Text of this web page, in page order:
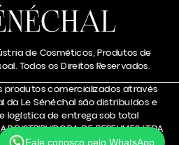
de Cosméticos, Produtos de
Todos os Direitos Reservados.
produtos comercializados através
Le Sénéchal são distribuídos e
logística de entrega sob total
DE PERFUMES LTDA
0001-48).
Fale conosco pelo WhatsApp